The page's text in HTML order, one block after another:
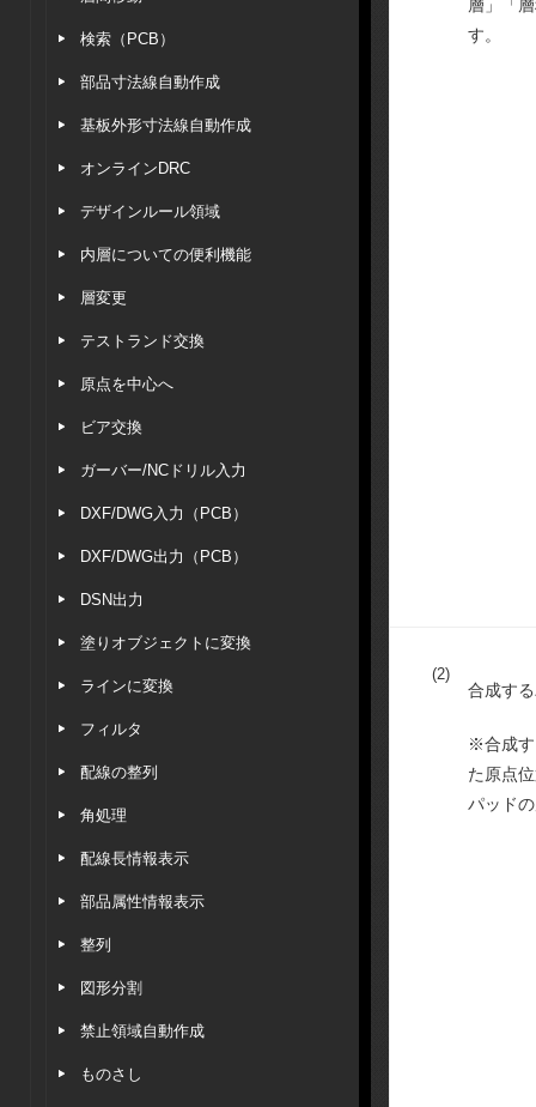
検索（PCB）
部品寸法線自動作成
基板外形寸法線自動作成
オンラインDRC
デザインルール領域
内層についての便利機能
層変更
テストランド交換
原点を中心へ
ビア交換
ガーバー/NCドリル入力
DXF/DWG入力（PCB）
DXF/DWG出力（PCB）
DSN出力
塗りオブジェクトに変換
ラインに変換
フィルタ
配線の整列
角処理
配線長情報表示
部品属性情報表示
整列
図形分割
禁止領域自動作成
ものさし
層」「
す。
(2)
合成す
※合成す
た原点
パッド